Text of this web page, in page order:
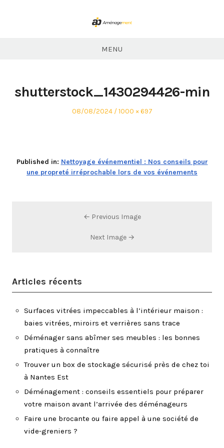
MENU
shutterstock_1430294426-min
Posted
08/08/2024
Full
1000 × 697
Published in: Nettoyage événementiel : Nos conseils pour
une propreté irréprochable lors de vos événements
← Previous Image
Next Image →
Articles récents
Surfaces vitrées impeccables à l’intérieur maison :
baies vitrées, miroirs et verrières sans trace
Déménager sans abîmer ses meubles : les bonnes
pratiques à connaître
Trouver un box de stockage sécurisé près de chez toi
à Nantes Est
Déménagement : conseils essentiels pour préparer
votre maison avant l’arrivée des déménageurs
Faire une brocante ou faire appel à une société de
vide-greniers ?